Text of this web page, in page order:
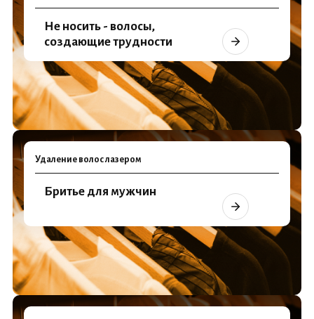
Не носить - волосы,
создающие трудности
Удаление волос лазером
Бритье для мужчин